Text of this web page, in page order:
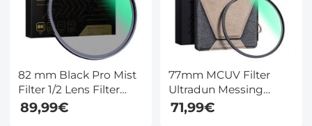
82 mm Black Pro Mist
Filter 1/2 Lens Filter
Voor Speciale Effecten
Ultrahelder Meerlaags
89,99€
77mm MCUV Filter
Ultradun Messing
Frame HD 36 Laags
Nano Xcel Pro
71,99€